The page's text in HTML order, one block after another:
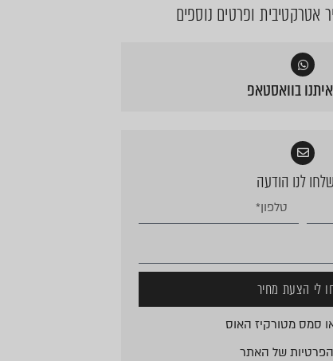
ופרטים נוספים
בוואסטאפ
לנו הודעה
סמס מטורקיז האוס
של האתר
לי הצעת מחיר